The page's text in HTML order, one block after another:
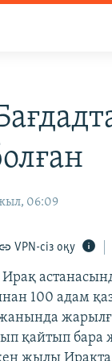
06:09
VPN-сіз оқу
Ирақ
100 адам
қайтып бара